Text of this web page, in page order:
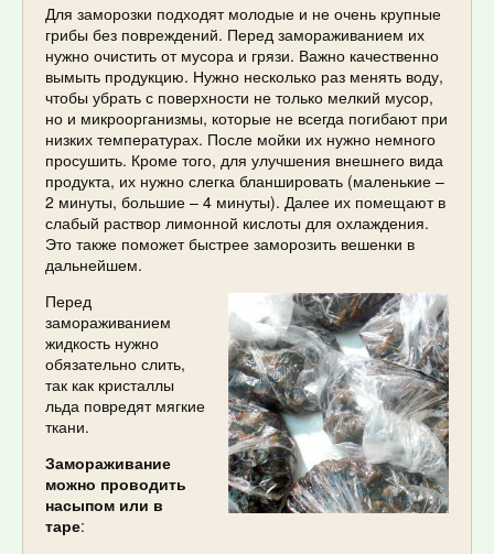
Для заморозки подходят молодые и не очень крупные
грибы без повреждений. Перед замораживанием их
нужно очистить от мусора и грязи. Важно качественно
вымыть продукцию. Нужно несколько раз менять воду,
чтобы убрать с поверхности не только мелкий мусор,
но и микроорганизмы, которые не всегда погибают при
низких температурах. После мойки их нужно немного
просушить. Кроме того, для улучшения внешнего вида
продукта, их нужно слегка бланшировать (маленькие –
2 минуты, большие – 4 минуты). Далее их помещают в
слабый раствор лимонной кислоты для охлаждения.
Это также поможет быстрее заморозить вешенки в
дальнейшем.
Перед
замораживанием
жидкость нужно
обязательно слить,
так как кристаллы
льда повредят мягкие
ткани.
Замораживание
можно проводить
насыпом или в
таре: